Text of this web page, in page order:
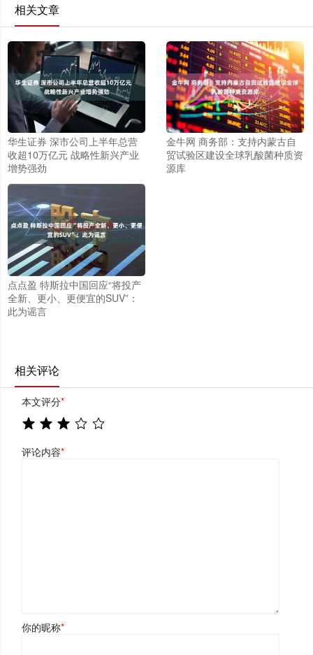
相关文章
华生证券 深市公司上半年总营
收超10万亿元 战略性新兴产业
增势强劲
金牛网 商务部：支持内蒙古自
贸试验区建设全球乳酸菌种质资
源库
点点盈 特斯拉中国回应“将投产
全新、更小、更便宜的SUV”：
此为谣言
相关评论
本文评分*
评论内容*
你的昵称*